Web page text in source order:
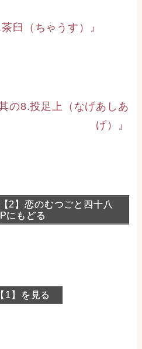
臼（ちゃうす）』
の8.投足上（なげあしあ
げ）』
2】恋のむつごと四十八
にもどる
1】を見る